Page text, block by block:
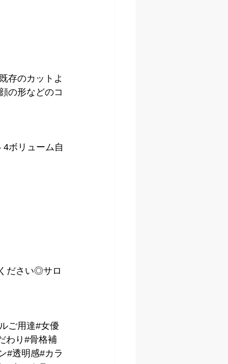
存のカットよ
の形などのコ
ボリューム自
ださい◎サロ
ご用達#女優
わり#骨格補
#透明感#カラ